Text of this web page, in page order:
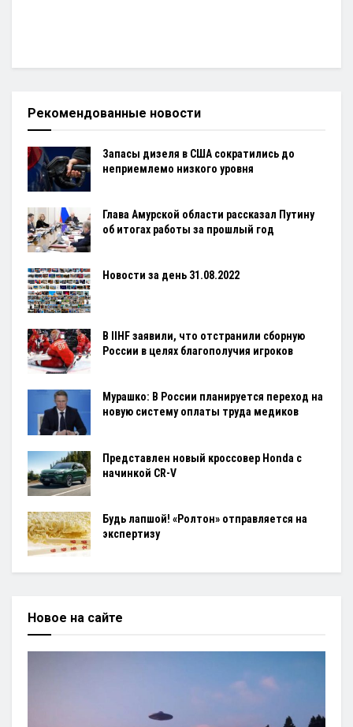
Рекомендованные новости
Запасы дизеля в США сократились до
неприемлемо низкого уровня
Глава Амурской области рассказал Путину
об итогах работы за прошлый год
Новости за день 31.08.2022
В IIHF заявили, что отстранили сборную
России в целях благополучия игроков
Мурашко: В России планируется переход на
новую систему оплаты труда медиков
Представлен новый кроссовер Honda с
начинкой CR-V
Будь лапшой! «Ролтон» отправляется на
экспертизу
Новое на сайте